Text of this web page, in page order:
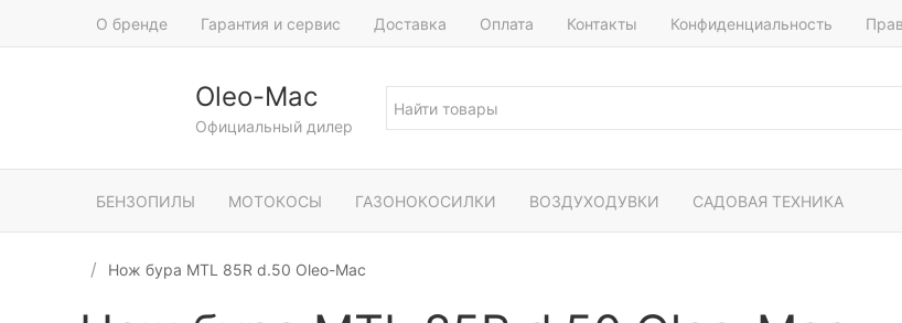
О бренде Гарантия и сервис Доставка Оплата Контакты Конфиденциальность
Oleo-Mac
Официальный дилер
БЕНЗОПИЛЫ МОТОКОСЫ ГАЗОНОКОСИЛКИ ВОЗДУХОДУВКИ САДОВАЯ ТЕХНИКА
Нож бура MTL 85R d.50 Oleo-Mac